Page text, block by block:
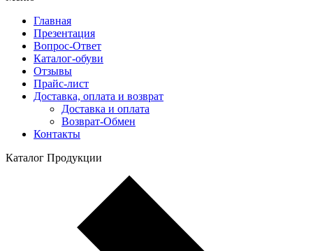
Главная
Презентация
Вопрос-Ответ
Каталог-обуви
Отзывы
Прайс-лист
Доставка, оплата и возврат
Доставка и оплата
Возврат-Обмен
Контакты
Каталог Продукции